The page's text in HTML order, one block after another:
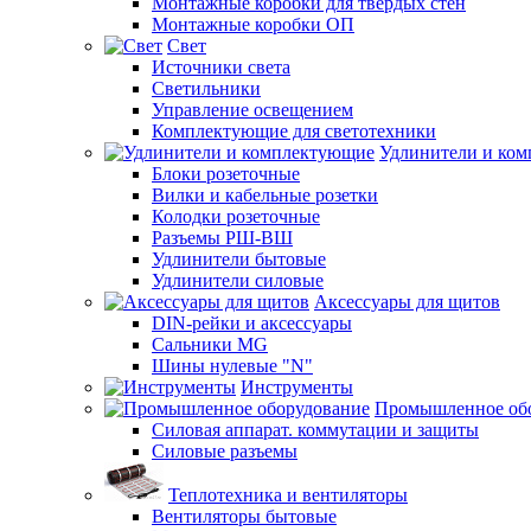
Монтажные коробки ОП
Свет
Источники света
Светильники
Управление освещением
Комплектующие для светотехники
Удлинители и
Блоки розеточные
Вилки и кабельные розетки
Колодки розеточные
Разъемы РШ-ВШ
Удлинители бытовые
Удлинители силовые
Аксессуары для щитов
DIN-рейки и аксессуары
Сальники MG
Шины нулевые "N"
Инструменты
Промышленное
Силовая аппарат. коммутации и защиты
Силовые разъемы
Теплотехника и вентиляторы
Вентиляторы бытовые